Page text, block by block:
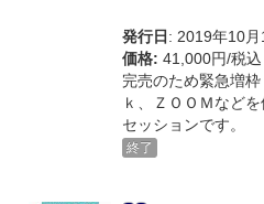
発行日 : 2019年10月
価格: 41,000円/税込
完売のため緊急増
ｋ、ＺＯＯＭなど
セッションです。
終了